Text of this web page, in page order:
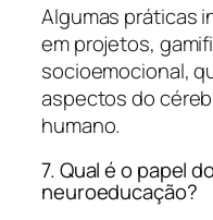
Algumas práticas
em projetos,
socioemocional,
aspectos do
humano.
7. Qual é o papel
neuroeducação?